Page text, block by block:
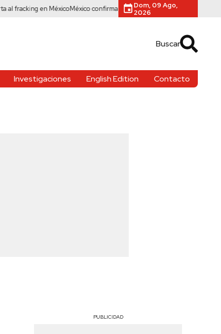
en MéxicoMéxico confirma 33 casos de cyclospora ante brote mortal en
Dom, 09 Ago,
2026
Buscar
Investigaciones English Edition Contacto
PUBLICIDAD